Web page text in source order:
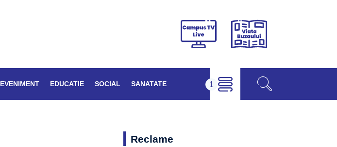
Campus
Viața
EVENIMENT EDUCATIE SOCIAL SANATATE
Reclame